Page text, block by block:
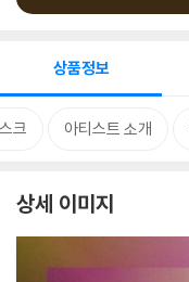
상품정보
크 아티스트 소개
상세 이미지